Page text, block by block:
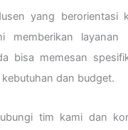
yang berorientasi
memberikan layanan
bisa memesan
dan budget.
tim kami dan